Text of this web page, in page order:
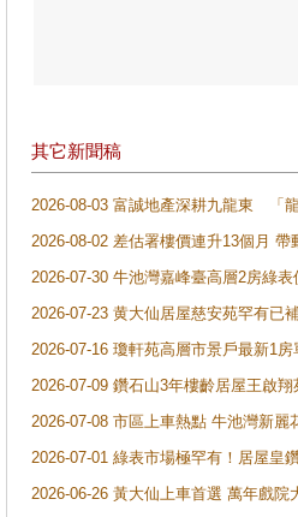
其它新聞稿
2026-08-03 富誠地產深耕九龍東 「
2026-08-02 差估署樓價連升13個月
2026-07-30 牛池灣嘉峰臺高層2房綠
2026-07-23 黄大仙居屋慈安苑罕有已
2026-07-16 瓊軒苑高層市景戶最新1
2026-07-09 鑽石山3年樓齡居屋王啟
2026-07-08 市區上車熱點 牛池灣新
2026-07-01 綠表市場極罕有！居屋皇
2026-06-26 黃大仙上車首選 萬年戲